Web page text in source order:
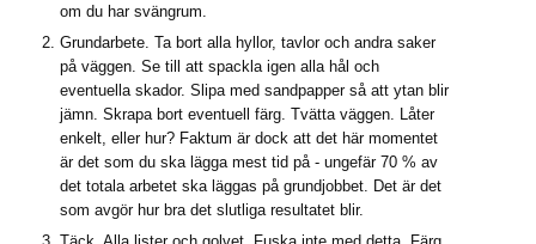
om du har svängrum.
Grundarbete. Ta bort alla hyllor, tavlor och andra saker
på väggen. Se till att spackla igen alla hål och
eventuella skador. Slipa med sandpapper så att ytan blir
jämn. Skrapa bort eventuell färg. Tvätta väggen. Låter
enkelt, eller hur? Faktum är dock att det här momentet
är det som du ska lägga mest tid på - ungefär 70 % av
det totala arbetet ska läggas på grundjobbet. Det är det
som avgör hur bra det slutliga resultatet blir.